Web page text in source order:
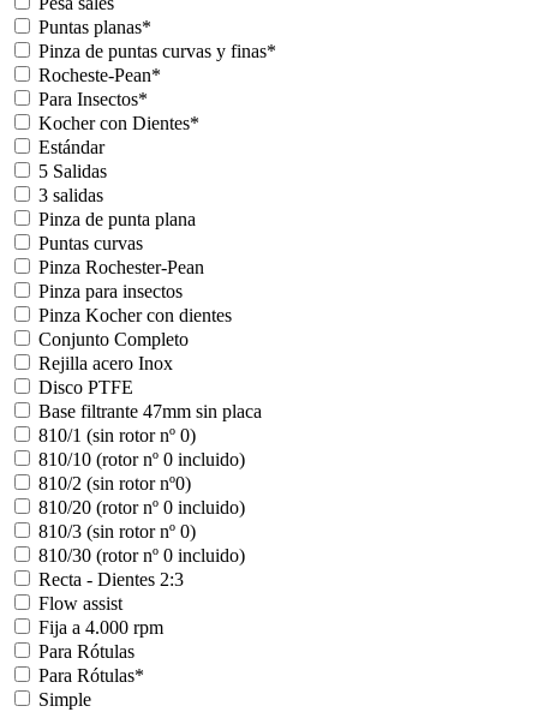
Puntas planas*
Pinza de puntas curvas y finas*
Rocheste-Pean*
Para Insectos*
Kocher con Dientes*
Estándar
5 Salidas
3 salidas
Pinza de punta plana
Puntas curvas
Pinza Rochester-Pean
Pinza para insectos
Pinza Kocher con dientes
Conjunto Completo
Rejilla acero Inox
Disco PTFE
Base filtrante 47mm sin placa
810/1 (sin rotor nº 0)
810/10 (rotor nº 0 incluido)
810/2 (sin rotor nº0)
810/20 (rotor nº 0 incluido)
810/3 (sin rotor nº 0)
810/30 (rotor nº 0 incluido)
Recta - Dientes 2:3
Flow assist
Fija a 4.000 rpm
Para Rótulas
Para Rótulas*
Simple